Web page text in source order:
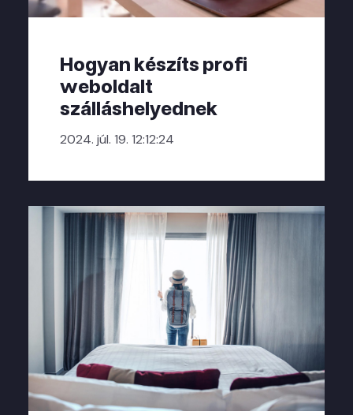
Hogyan készíts profi
weboldalt
szálláshelyednek
2024. júl. 19. 12:12:24